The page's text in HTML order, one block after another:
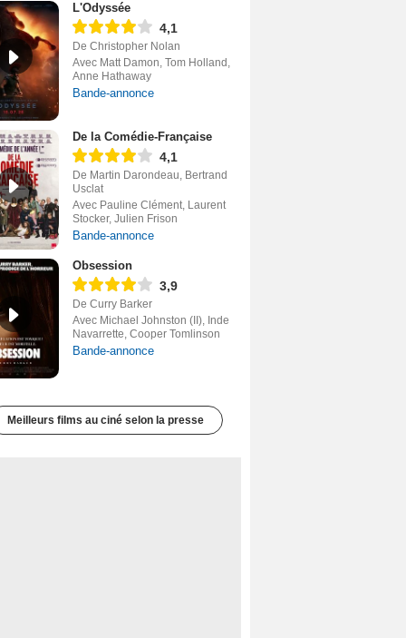
L'Odyssée
4,1
De Christopher Nolan
Avec Matt Damon, Tom Holland,
Anne Hathaway
Bande-annonce
De la Comédie-Française
4,1
De Martin Darondeau, Bertrand
Usclat
Avec Pauline Clément, Laurent
Stocker, Julien Frison
Bande-annonce
Obsession
3,9
De Curry Barker
Avec Michael Johnston (II), Inde
Navarrette, Cooper Tomlinson
Bande-annonce
Meilleurs films au ciné selon la presse